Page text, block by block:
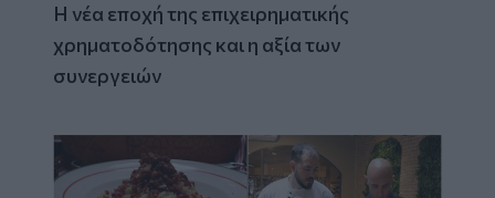
Η νέα εποχή της επιχειρηματικής
χρηματοδότησης και η αξία των
συνεργειών